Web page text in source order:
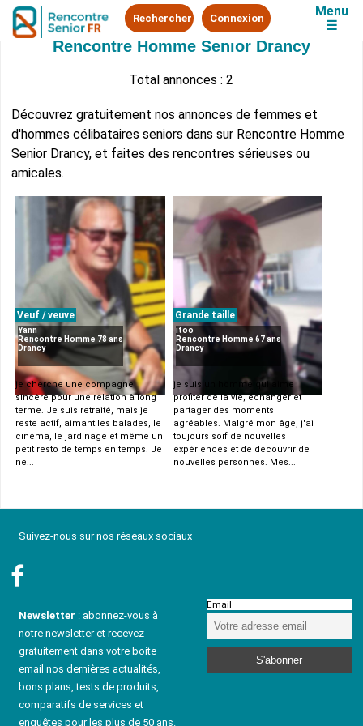
Rechercher Connexion
Menu
☰
Rencontre Homme Senior Drancy
Total annonces : 2
Découvrez gratuitement nos annonces de femmes et
d'hommes célibataires seniors dans sur Rencontre Homme
Senior Drancy, et faites des rencontres sérieuses ou
amicales.
Veuf / veuve
Yann
Rencontre Homme 78 ans
Drancy
je cherche une compagne
sincère pour une relation à long
terme. Je suis retraité, mais je
reste actif, aimant les balades, le
cinéma, le jardinage et même un
petit resto de temps en temps. Je
ne...
Grande taille
itoo
Rencontre Homme 67 ans
Drancy
je suis un homme qui aime
profiter de la vie, échanger et
partager des moments
agréables. Malgré mon âge, j'ai
toujours soif de nouvelles
expériences et de découvrir de
nouvelles personnes. Mes...
Suivez-nous sur nos réseaux sociaux
Newsletter : abonnez-vous à
notre newsletter et recevez
gratuitement dans votre boite
email nos dernières actualités,
bons plans, tests de produits,
comparatifs de services et
enquêtes pour les plus de 50 ans.
Email